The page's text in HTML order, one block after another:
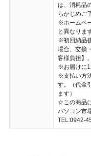
は、消耗品
らかじめご
※ホームペ
と異なりま
※初回納品
場合、交換
客様負担】。
※お届けに1
※支払い方
す。（代金
ます）
☆この商品
パソコン市
TEL:0942-